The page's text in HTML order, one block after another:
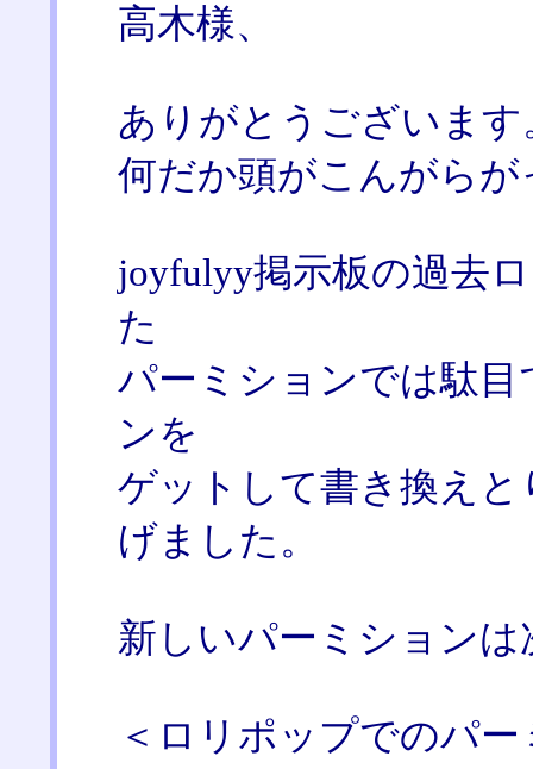
高木様、
ありがとうございます
何だか頭がこんがら
joyfulyy掲示板の過去
た
パーミションでは駄
ンを
ゲットして書き換え
げました。
新しいパーミション
＜ロリポップでのパ